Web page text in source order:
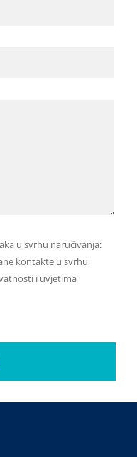
u svrhu naručivanja:
kontakte u svrhu
i uvjetima